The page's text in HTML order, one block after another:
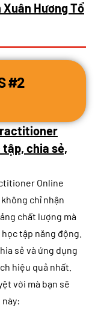
Hương Tổ
#2
tập, chia sẻ,
Online
chỉ nhận
chất lượng mà
tập năng động.
sẻ và ứng dụng
hiệu quả nhất.
vời mà bạn sẽ